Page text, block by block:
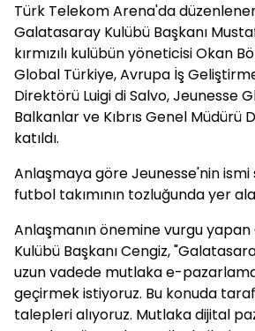
Türk Telekom Arena'da
Galatasaray Kulübü Başkanı
kırmızılı kulübün yöneticisi Okan
Global Türkiye, Avrupa İş
Direktörü Luigi di Salvo, Jeunesse
Balkanlar ve Kıbrıs Genel
katıldı.
Anlaşmaya göre Jeunesse'nin ismi
futbol takımının tozluğunda yer
Anlaşmanın önemine vurgu
Kulübü Başkanı Cengiz,
uzun vadede mutlaka e-
geçirmek istiyoruz. Bu konuda
talepleri alıyoruz. Mutlaka dijital